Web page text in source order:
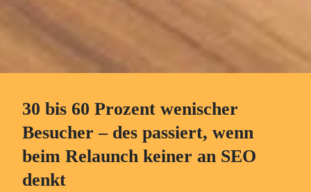
30 bis 60 Prozent wenischer
Besucher – des passiert, wenn
beim Relaunch keiner an SEO
denkt